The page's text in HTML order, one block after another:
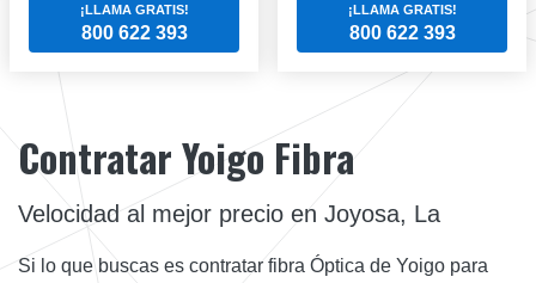
¡LLAMA GRATIS!
800 622 393
¡LLAMA GRATIS!
800 622 393
Contratar Yoigo Fibra
Velocidad al mejor precio en Joyosa, La
Si lo que buscas es contratar fibra Óptica de Yoigo para